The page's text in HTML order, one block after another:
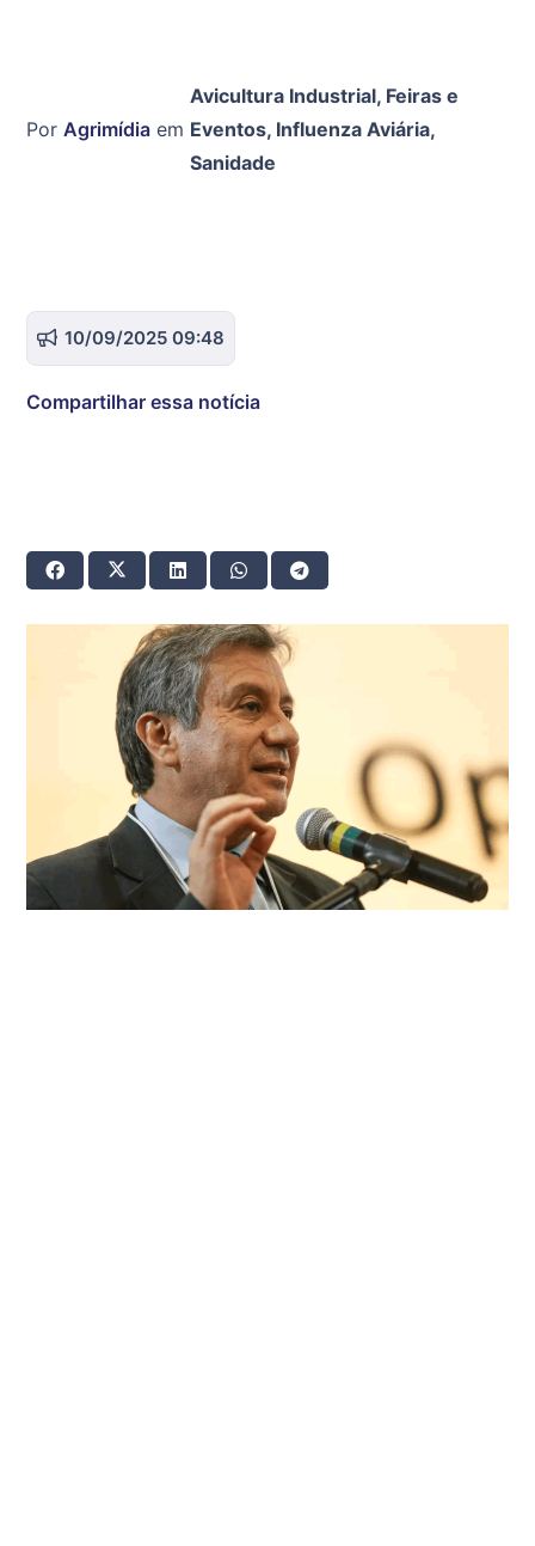
Por Agrimídia em
Avicultura Industrial, Feiras e
Eventos, Influenza Aviária,
Sanidade
10/09/2025 09:48
Compartilhar essa notícia